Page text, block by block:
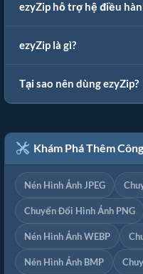
ezyZip hỗ trợ hệ điều
ezyZip là gì?
Tại sao nên dùng ezyZip?
Khám Phá Thêm
Nén Hình Ảnh JPEG
Chuyển Đổi Hình Ảnh PNG
Nén Hình Ảnh WEBP
Nén Hình Ảnh BMP